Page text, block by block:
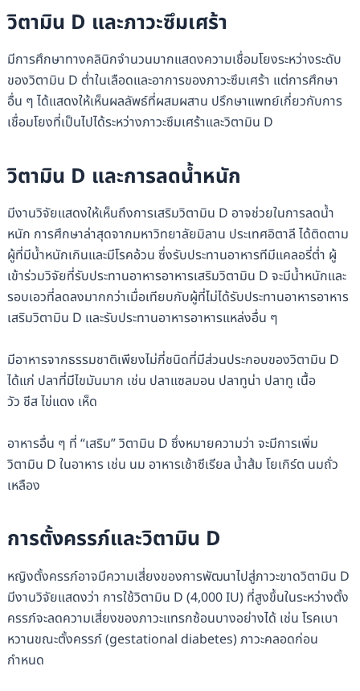
วิตามิน D และภาวะซึมเศร้า
มีการศึกษาทางคลินิกจำนวนมากแสดงความเชื่อมโยงระหว่างระดับ
ของวิตามิน D ต่ำในเลือดและอาการของภาวะซึมเศร้า แต่การศึกษา
อื่น ๆ ได้แสดงให้เห็นผลลัพธ์ที่ผสมผสาน ปรึกษาแพทย์เกี่ยวกับการ
เชื่อมโยงที่เป็นไปได้ระหว่างภาวะซึมเศร้าและวิตามิน D
วิตามิน D และการลดน้ำหนัก
มีงานวิจัยแสดงให้เห็นถึงการเสริมวิตามิน D อาจช่วยในการลดน้ำ
หนัก การศึกษาล่าสุดจากมหาวิทยาลัยมิลาน ประเทศอิตาลี ได้ติดตาม
ผู้ที่มีน้ำหนักเกินและมีโรคอ้วน ซึ่งรับประทานอาหารทีมีแคลอรี่ต่ำ ผู้
เข้าร่วมวิจัยที่รับประทานอาหารอาหารเสริมวิตามิน D จะมีน้ำหนักและ
รอบเอวที่ลดลงมากกว่าเมื่อเทียบกับผู้ที่ไม่ได้รับประทานอาหารอาหาร
เสริมวิตามิน D และรับประทานอาหารอาหารแหล่งอื่น ๆ
มีอาหารจากธรรมชาติเพียงไม่กี่ชนิดที่มีส่วนประกอบของวิตามิน D
ได้แก่ ปลาที่มีไขมันมาก เช่น ปลาแซลมอน ปลาทูน่า ปลาทู เนื้อ
วัว ชีส ไข่แดง เห็ด
อาหารอื่น ๆ ที่ “เสริม” วิตามิน D ซึ่งหมายความว่า จะมีการเพิ่ม
วิตามิน D ในอาหาร เช่น นม อาหารเช้าซีเรียล น้ำส้ม โยเกิร์ต นมถั่ว
เหลือง
การตั้งครรภ์และวิตามิน D
หญิงตั้งครรภ์อาจมีความเสี่ยงของการพัฒนาไปสู่ภาวะขาดวิตามิน D
มีงานวิจัยแสดงว่า การใช้วิตามิน D (4,000 IU) ที่สูงขึ้นในระหว่างตั้ง
ครรภ์จะลดความเสี่ยงของภาวะแทรกซ้อนบางอย่างได้ เช่น โรคเบา
หวานขณะตั้งครรภ์ (gestational diabetes) ภาวะคลอดก่อน
กำหนด